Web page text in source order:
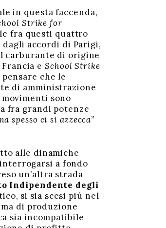
in questa faccenda,
Strike for
fra questi quattro
accordi di Parigi,
carburante di origine
Francia eSchool Strike
che le
di amministrazione
sono
fra grandi potenze
spesso ci si azzecca”
alle dinamiche
a fondo
un’altra strada
Indipendente degli
si sia scesi più nel
di produzione
sia incompatibile